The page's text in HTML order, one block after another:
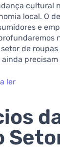
cultural
local. O
e
de
ler